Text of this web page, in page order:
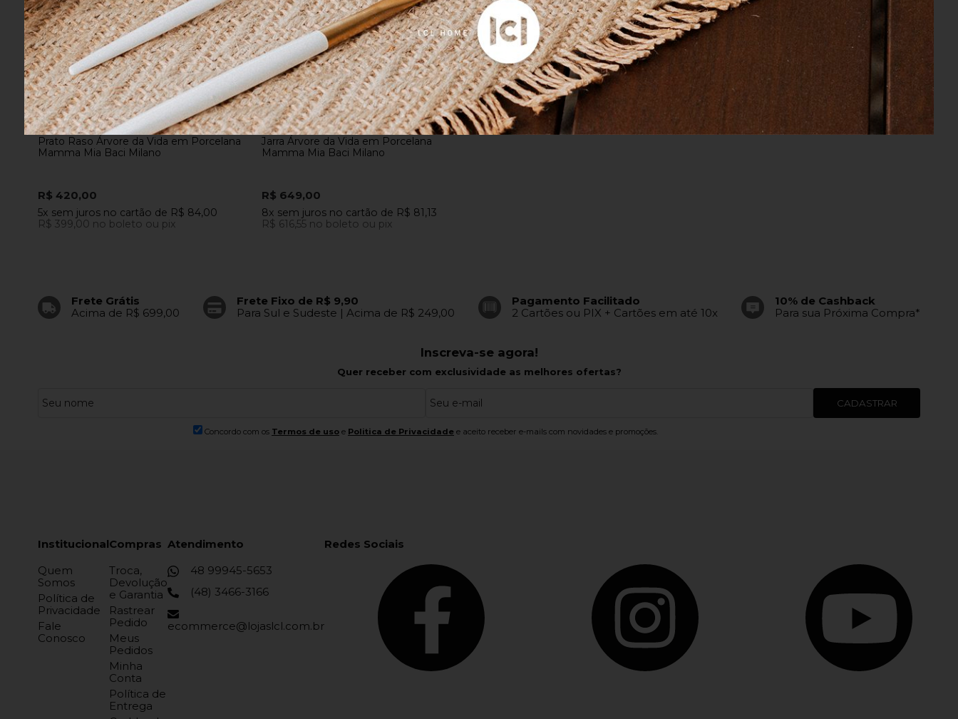
Prato Raso Árvore da Vida em Porcelana
Mamma Mia Baci Milano
R$ 420,00
5x sem juros no cartão de R$ 84,00
R$ 399,00 no boleto ou pix
COMPRAR
Jarra Árvore da Vida em Porcelana
Mamma Mia Baci Milano
R$ 649,00
8x sem juros no cartão de R$ 81,13
R$ 616,55 no boleto ou pix
COMPRAR
Frete Grátis
Acima de R$ 699,00
Frete Fixo de R$ 9,90
Para Sul e Sudeste | Acima de R$ 249,00
Pagamento Facilitado
2 Cartões ou PIX + Cartões em até 10x
10% de Cashback
Para sua Próxima Compra*
Inscreva-se agora!
Quer receber com exclusividade as melhores ofertas?
Concordo com os Termos de uso e Politica de Privacidade e aceito receber e-mails com novidades e promoções.
CADASTRAR
Institucional
Quem
Somos
Política de
Privacidade
Fale
Conosco
Compras
Troca,
Devolução
e Garantia
Rastrear
Pedido
Meus
Pedidos
Minha
Conta
Política de
Entrega
Atendimento
48 99945-5653
(48) 3466-3166
ecommerce@lojaslcl.com.br
Redes Sociais